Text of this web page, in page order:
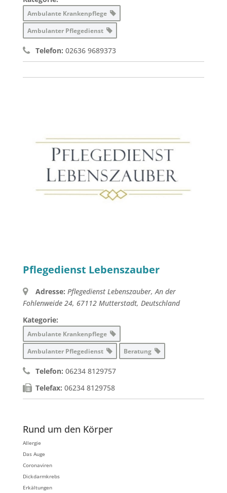
Ambulante Krankenpflege
Ambulanter Pflegedienst
Telefon: 02636 9689373
Pflegedienst Lebenszauber
Adresse: Pflegedienst Lebenszauber, An der
Fohlenweide 24, 67112 Mutterstadt, Deutschland
Kategorie:
Ambulante Krankenpflege
Ambulanter Pflegedienst
Beratung
Telefon: 06234 8129757
Telefax: 06234 8129758
Rund um den Körper
Allergie
Das Auge
Coronaviren
Dickdarmkrebs
Erkältungen